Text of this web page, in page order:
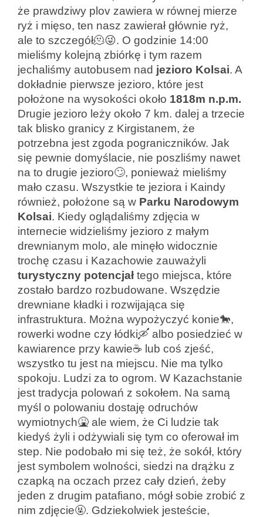
że prawdziwy plov zawiera w równej mierze
ryż i mięso, ten nasz zawierał głównie ryż,
ale to szczegół🫠😜. O godzinie 14:00
mieliśmy kolejną zbiórkę i tym razem
jechaliśmy autobusem nad jezioro Kolsai. A
dokładnie pierwsze jezioro, które jest
położone na wysokości około 1818m n.p.m.
Drugie jezioro leży około 7 km. dalej a trzecie
tak blisko granicy z Kirgistanem, że
potrzebna jest zgoda pograniczników. Jak
się pewnie domyślacie, nie poszliśmy nawet
na to drugie jezioro🙄, ponieważ mieliśmy
mało czasu. Wszystkie te jeziora i Kaindy
również, położone są w Parku Narodowym
Kolsai. Kiedy oglądaliśmy zdjęcia w
internecie widzieliśmy jezioro z małym
drewnianym molo, ale minęło widocznie
trochę czasu i Kazachowie zauważyli
turystyczny potencjał tego miejsca, które
zostało bardzo rozbudowane. Wszędzie
drewniane kładki i rozwijająca się
infrastruktura. Można wypożyczyć konie🐎,
rowerki wodne czy łódki🛶 albo posiedzieć w
kawiarence przy kawie☕ lub coś zjeść,
wszystko tu jest na miejscu. Nie ma tylko
spokoju. Ludzi za to ogrom. W Kazachstanie
jest tradycja polowań z sokołem. Na samą
myśl o polowaniu dostaję odruchów
wymiotnych🤮 ale wiem, że Ci ludzie tak
kiedyś żyli i odżywiali się tym co oferował im
step. Nie podobało mi się też, że sokół, który
jest symbolem wolności, siedzi na drążku z
czapką na oczach przez cały dzień, żeby
jeden z drugim patafiano, mógł sobie zrobić z
nim zdjęcie🤬. Gdziekolwiek jesteście,